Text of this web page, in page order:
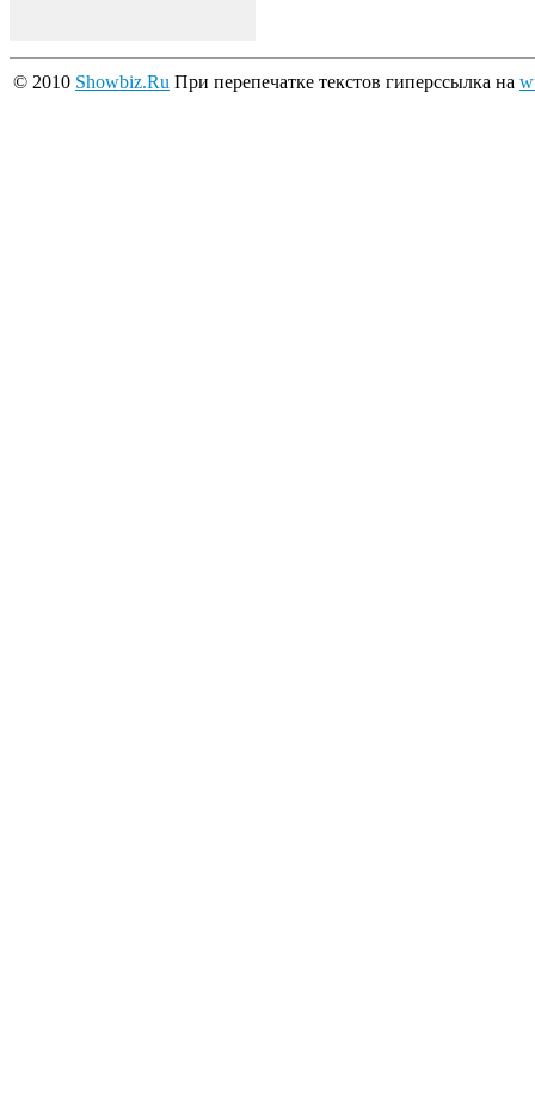
© 2010 Showbiz.Ru При перепечатке текстов гиперссылка на